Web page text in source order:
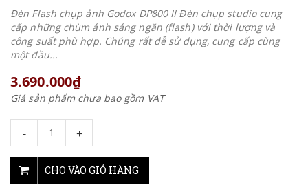
Đèn Flash chụp ảnh Godox DP800 II Đèn chụp studio cung
cấp những chùm ánh sáng ngắn (flash) với thời lượng và
công suất phù hợp. Chúng rất dễ sử dụng, cung cấp cùng
một đầu...
3.690.000₫
Giá sản phẩm chưa bao gồm VAT
- +
CHO VÀO GIỎ HÀNG